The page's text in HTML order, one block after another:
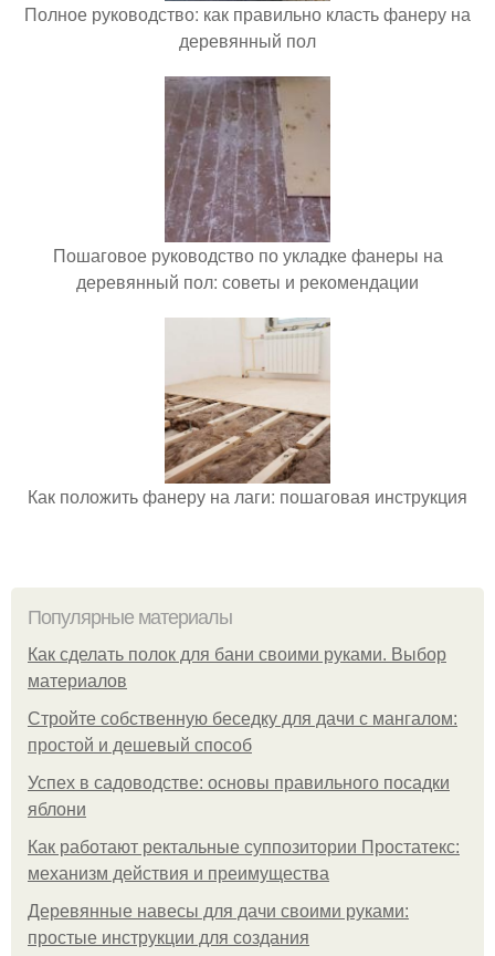
Полное руководство: как правильно класть фанеру на
деревянный пол
Пошаговое руководство по укладке фанеры на
деревянный пол: советы и рекомендации
Как положить фанеру на лаги: пошаговая инструкция
Популярные материалы
Как сделать полок для бани своими руками. Выбор
материалов
Стройте собственную беседку для дачи с мангалом:
простой и дешевый способ
Успех в садоводстве: основы правильного посадки
яблони
Как работают ректальные суппозитории Простатекс:
механизм действия и преимущества
Деревянные навесы для дачи своими руками:
простые инструкции для создания